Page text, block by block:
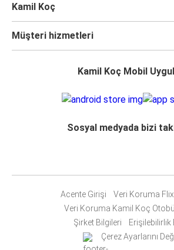
Kamil Koç
Müşteri hizmetleri
Kamil Koç Mobil
Sosyal medyada bizi
Acente Girişi
Veri Koruma
Veri Koruma Kamil Koç
Şirket Bilgileri
Erişilebilirlik
Çerez Ayarlarını